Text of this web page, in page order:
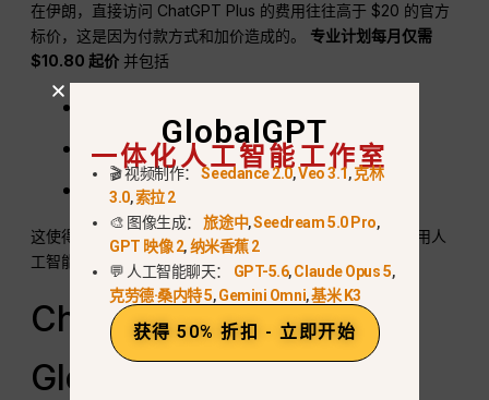
在伊朗，直接访问 ChatGPT Plus 的费用往往高于 $20 的官方
标价，这是因为付款方式和加价造成的。 专业计划每月仅需
$10.80 起价 并包括
实时搜索和推理工具
增强的创意和生产力功能
这使得 GlobalGPT 成为 更具成本效益的选择
面向经常使用人
工智能的创作者、学生和专业人士。.
ChatGPT Plus 与
GlobalGPT（快速比较）
GlobalGPT
一体化人工智能工作室
🎬 视频制作：Seedance 2.0,Veo 3.1,克林
3.0,索拉 2
🎨 图像生成：旅途中,Seedream 5.0 Pro,
GPT 映像 2,纳米香蕉 2
💬 人工智能聊天： GPT-5.6,Claude Opus 5,
克劳德·桑内特 5,Gemini Omni,基米 K3
获得 50% 折扣 - 立即开始